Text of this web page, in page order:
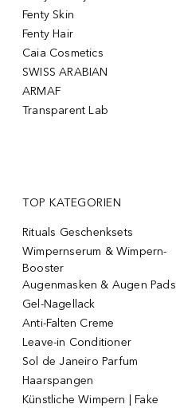
Fenty Skin
Fenty Hair
Caia Cosmetics
SWISS ARABIAN
ARMAF
Transparent Lab
TOP KATEGORIEN
Rituals Geschenksets
Wimpernserum & Wimpern-
Booster
Augenmasken & Augen Pads
Gel-Nagellack
Anti-Falten Creme
Leave-in Conditioner
Sol de Janeiro Parfum
Haarspangen
Künstliche Wimpern | Fake